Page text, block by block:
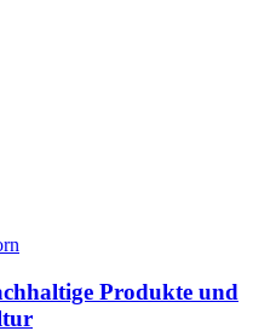
Produkte und